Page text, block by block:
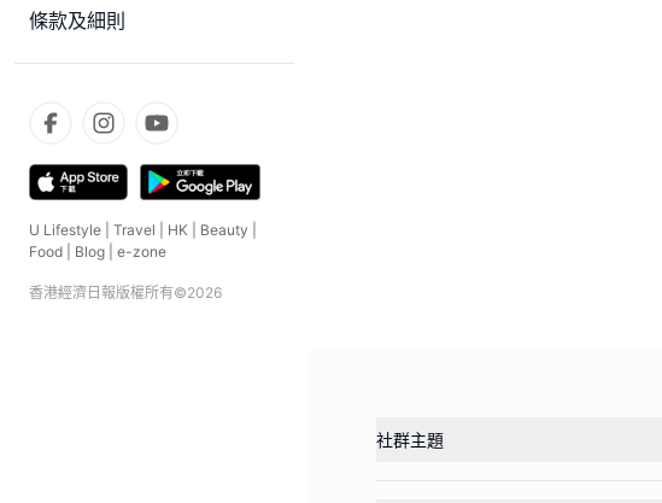
條款及細則
U Lifestyle Travel HK Beauty
Food
Blog e-zone
香港經濟日報版權所有©2026
社群主題